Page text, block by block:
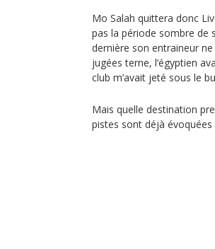
Mo Salah quittera donc
pas la période sombre de
dernière son entraineur
jugées terne, l’égyptien
club m’avait jeté sous le
Mais quelle destination
pistes sont déjà